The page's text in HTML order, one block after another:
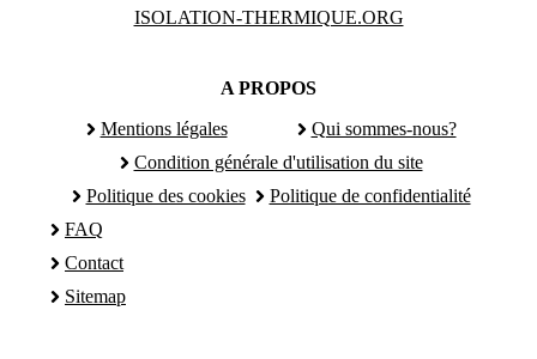
ISOLATION-THERMIQUE.ORG
A PROPOS
Mentions légales
Qui sommes-nous?
Condition générale d'utilisation du site
Politique des cookies
Politique de confidentialité
FAQ
Contact
Sitemap